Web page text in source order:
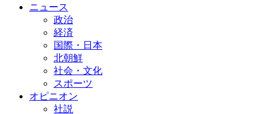
ニュース
政治
経済
国際・日本
北朝鮮
社会・文化
スポーツ
オピニオン
社説